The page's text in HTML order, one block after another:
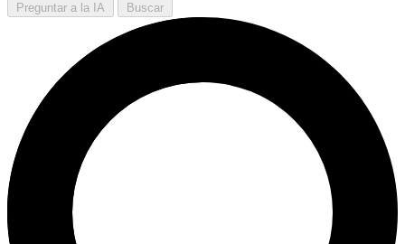
Preguntar a la IA Buscar